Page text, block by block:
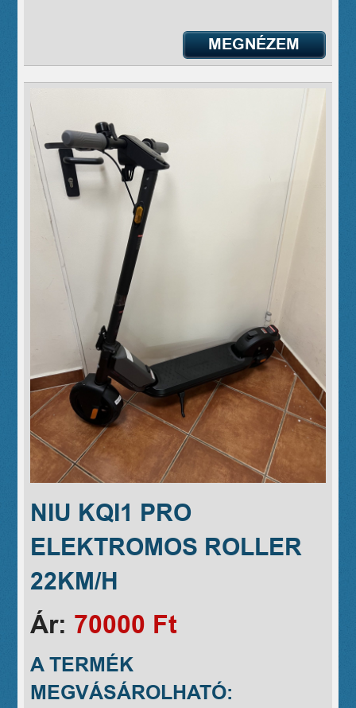
MEGNÉZEM
NIU KQI1 PRO
ELEKTROMOS ROLLER
22KM/H
Ár: 70000 Ft
A TERMÉK
MEGVÁSÁROLHATÓ: